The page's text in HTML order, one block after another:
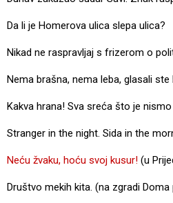
Da li je Homerova ulica slepa ulica?
Nikad ne raspravljaj s frizerom o
Nema brašna, nema leba, glasali
Kakva hrana! Sva sreća što je
Stranger in the night. Sida in the
Neću žvaku, hoću svoj kusur! (u
Društvo mekih kita. (na zgradi